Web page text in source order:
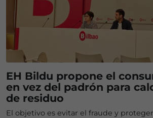
EH Bildu propone el
en vez del padrón para
de residuo
El objetivo es evitar el fraude y